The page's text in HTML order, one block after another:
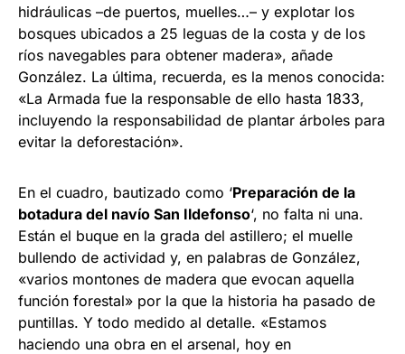
hidráulicas –de puertos, muelles…– y explotar los
bosques ubicados a 25 leguas de la costa y de los
ríos navegables para obtener madera», añade
González. La última, recuerda, es la menos conocida:
«La Armada fue la responsable de ello hasta 1833,
incluyendo la responsabilidad de plantar árboles para
evitar la deforestación».
En el cuadro, bautizado como ‘Preparación de la
botadura del navío San Ildefonso‘, no falta ni una.
Están el buque en la grada del astillero; el muelle
bullendo de actividad y, en palabras de González,
«varios montones de madera que evocan aquella
función forestal» por la que la historia ha pasado de
puntillas. Y todo medido al detalle. «Estamos
haciendo una obra en el arsenal, hoy en